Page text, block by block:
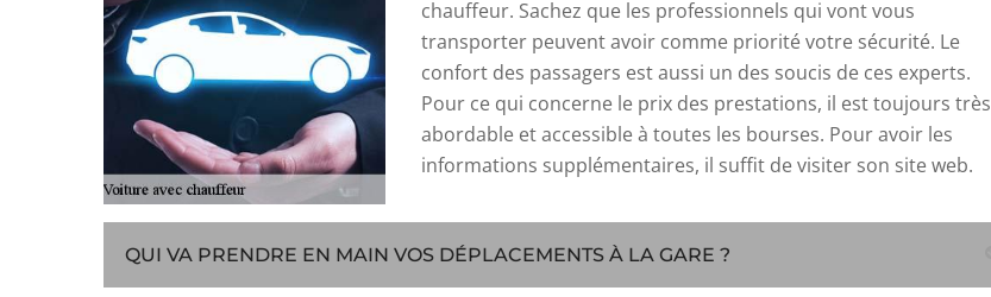
chauffeur. Sachez que les professionnels qui vont vous
transporter peuvent avoir comme priorité votre sécurité. Le
confort des passagers est aussi un des soucis de ces experts.
Pour ce qui concerne le prix des prestations, il est toujours très
abordable et accessible à toutes les bourses. Pour avoir les
informations supplémentaires, il suffit de visiter son site web.
QUI VA PRENDRE EN MAIN VOS DÉPLACEMENTS À LA GARE ?